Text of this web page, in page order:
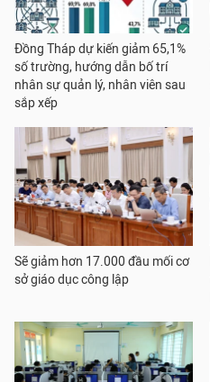
Đồng Tháp dự kiến giảm 65,1%
số trường, hướng dẫn bố trí
nhân sự quản lý, nhân viên sau
sắp xếp
Sẽ giảm hơn 17.000 đầu mối cơ
sở giáo dục công lập